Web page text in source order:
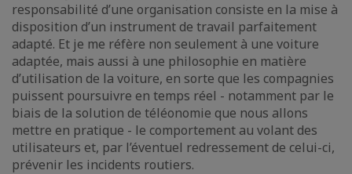
responsabilité d’une organisation consiste en la mise à
disposition d’un instrument de travail parfaitement
adapté. Et je me réfère non seulement à une voiture
adaptée, mais aussi à une philosophie en matière
d’utilisation de la voiture, en sorte que les compagnies
puissent poursuivre en temps réel - notamment par le
biais de la solution de téléonomie que nous allons
mettre en pratique - le comportement au volant des
utilisateurs et, par l’éventuel redressement de celui-ci,
prévenir les incidents routiers.